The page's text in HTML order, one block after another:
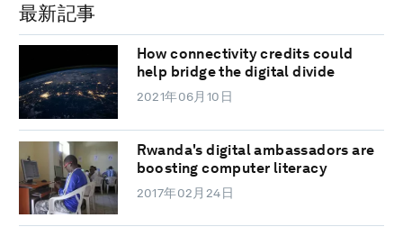
最新記事
How connectivity credits could
help bridge the digital divide
2021年06月10日
Rwanda's digital ambassadors are
boosting computer literacy
2017年02月24日